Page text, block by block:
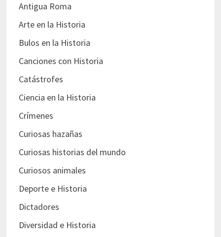
Antigua Roma
Arte en la Historia
Bulos en la Historia
Canciones con Historia
Catástrofes
Ciencia en la Historia
Crímenes
Curiosas hazañas
Curiosas historias del mundo
Curiosos animales
Deporte e Historia
Dictadores
Diversidad e Historia